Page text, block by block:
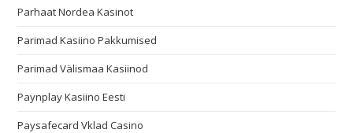
Parhaat Nordea Kasinot
Parimad Kasiino Pakkumised
Parimad Välismaa Kasiinod
Paynplay Kasiino Eesti
Paysafecard Vklad Casino